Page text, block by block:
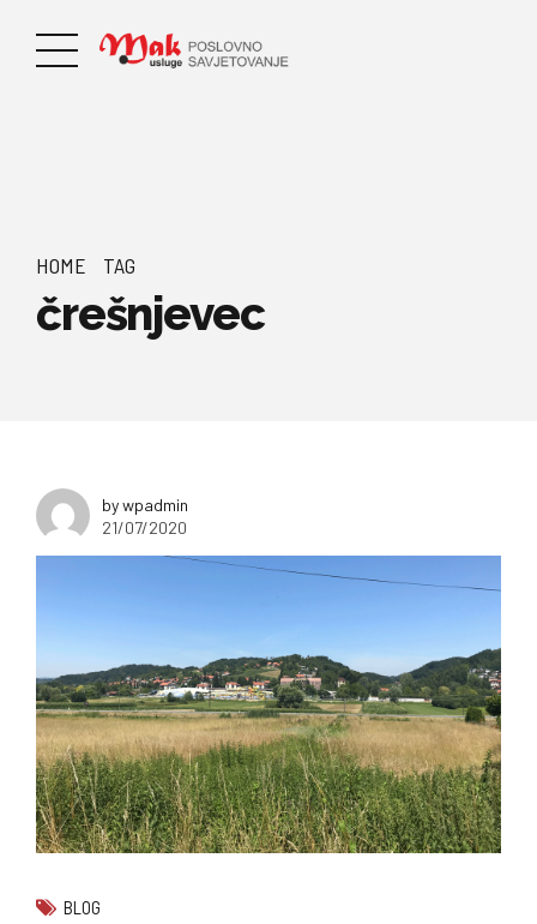
HOME TAG
črešnjevec
by wpadmin
21/07/2020
BLOG